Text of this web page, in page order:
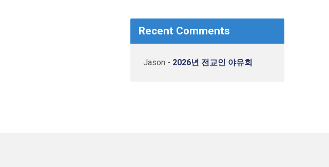
Recent Comments
Jason - 2026년 전교인 야유회